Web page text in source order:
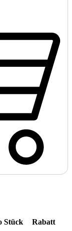
Stück Rabatt